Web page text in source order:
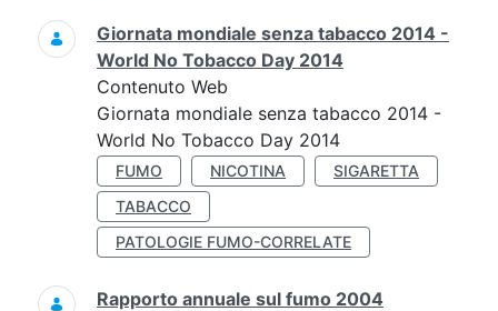
Giornata mondiale senza tabacco 2014 -
World No Tobacco Day 2014
Contenuto Web
Giornata mondiale senza tabacco 2014 -
World No Tobacco Day 2014
FUMO NICOTINA
SIGARETTA
TABACCO
PATOLOGIE FUMO-CORRELATE
Rapporto annuale sul fumo 2004